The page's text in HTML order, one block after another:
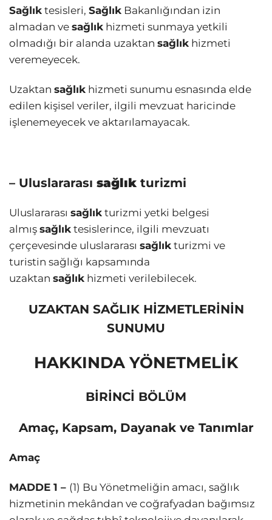
Sağlık tesisleri, Sağlık Bakanlığından izin
almadan ve sağlık hizmeti sunmaya yetkili
olmadığı bir alanda uzaktan sağlık hizmeti
veremeyecek.
Uzaktan sağlık hizmeti sunumu esnasında elde
edilen kişisel veriler, ilgili mevzuat haricinde
işlenemeyecek ve aktarılamayacak.
– Uluslararası sağlık turizmi
Uluslararası sağlık turizmi yetki belgesi
almış sağlık tesislerince, ilgili mevzuatı
çerçevesinde uluslararası sağlık turizmi ve
turistin sağlığı kapsamında
uzaktan sağlık hizmeti verilebilecek.
UZAKTAN SAĞLIK HİZMETLERİNİN
SUNUMU
HAKKINDA YÖNETMELİK
BİRİNCİ BÖLÜM
Amaç, Kapsam, Dayanak ve Tanımlar
Amaç
MADDE 1 – (1) Bu Yönetmeliğin amacı, sağlık
hizmetinin mekândan ve coğrafyadan bağımsız